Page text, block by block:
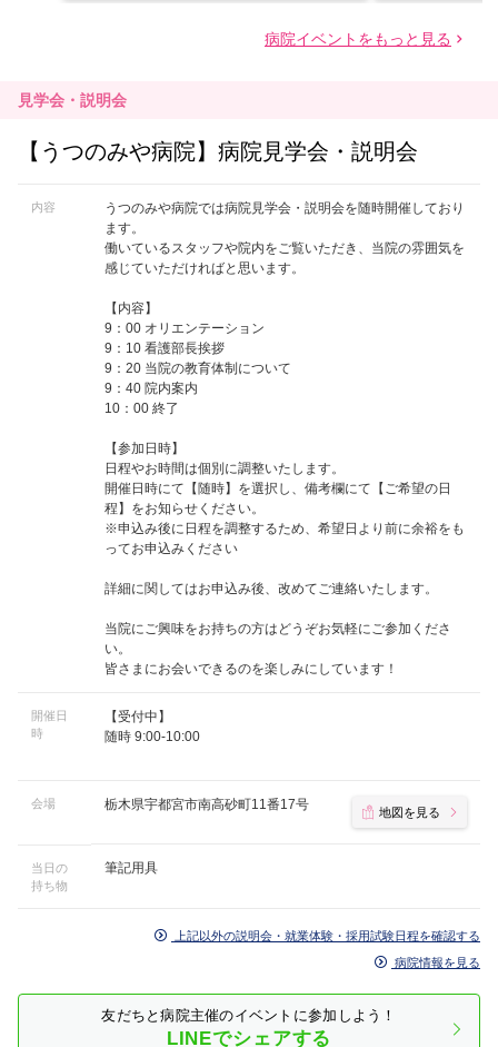
見学会・説明会
【うつのみや病院】病院見学会・説明会
内容
うつのみや病院では病院見学会・説明会を随時開催しており
ます。
働いているスタッフや院内をご覧いただき、当院の雰囲気を
感じていただければと思います。
【内容】
9：00 オリエンテーション
9：10 看護部長挨拶
9：20 当院の教育体制について
9：40 院内案内
10：00 終了
【参加日時】
日程やお時間は個別に調整いたします。
開催日時にて【随時】を選択し、備考欄にて【ご希望の日
程】をお知らせください。
※申込み後に日程を調整するため、希望日より前に余裕をも
ってお申込みください
詳細に関してはお申込み後、改めてご連絡いたします。
当院にご興味をお持ちの方はどうぞお気軽にご参加くださ
い。
皆さまにお会いできるのを楽しみにしています！
開催日
時
【受付中】
随時 9:00-10:00
会場 栃木県宇都宮市南高砂町11番17号 地図を見る
当日の
持ち物
筆記用具
上記以外の説明会・就業体験・採用試験日程を確認する
病院情報を見る
友だちと病院主催のイベントに参加しよう！
LINEでシェアする